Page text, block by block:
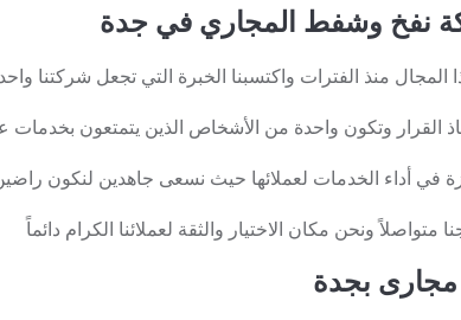
نفخ وشفط المجاري في جدة
المجال منذ الفترات واكتسبنا الخبرة التي تجعل شركتنا
القرار وتكون واحدة من الأشخاص الذين يتمتعون بخدمات
في أداء الخدمات لعملائها حيث نسعى جاهدين لنكون
متواصلاً ونحن مكان الاختيار والثقة لعملائنا الكرام دائماً
بجدة